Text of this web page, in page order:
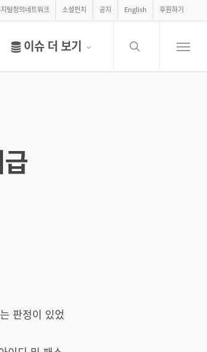
털정의네트워크 소셜펀치 공지 English 후원하기
이슈 더 보기
search
Menu
판정이 있었